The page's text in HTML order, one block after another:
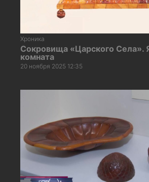
Хроника
Сокровища «Царского Села».
комната
20 ноября 2025 12:35